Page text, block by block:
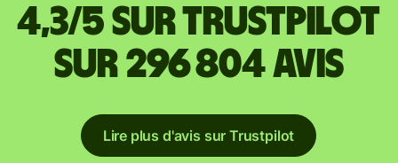
4,3/5 sur Trustpilot
sur 296 804 avis
Lire plus d'avis sur Trustpilot